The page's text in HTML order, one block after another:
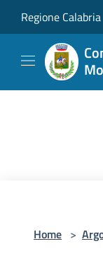
Regione Calabria
Home >